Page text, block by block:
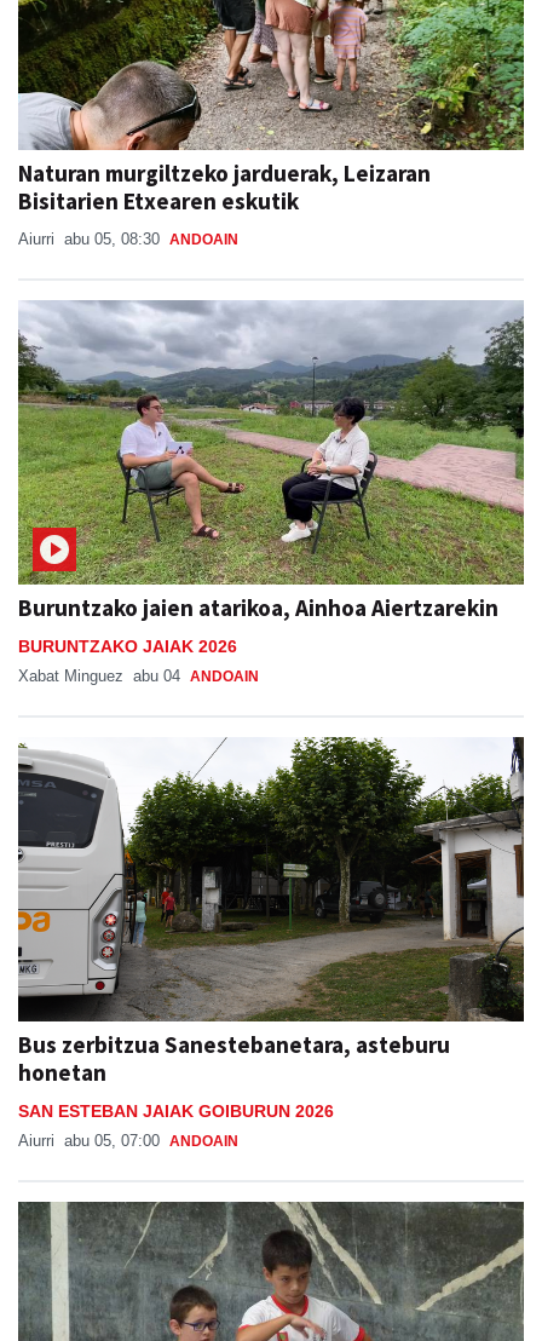
Naturan murgiltzeko jarduerak, Leizaran
Bisitarien Etxearen eskutik
Aiurri abu 05, 08:30 ANDOAIN
Buruntzako jaien atarikoa, Ainhoa Aiertzarekin
BURUNTZAKO JAIAK 2026
Xabat Minguez abu 04 ANDOAIN
Bus zerbitzua Sanestebanetara, asteburu
honetan
SAN ESTEBAN JAIAK GOIBURUN 2026
Aiurri abu 05, 07:00 ANDOAIN